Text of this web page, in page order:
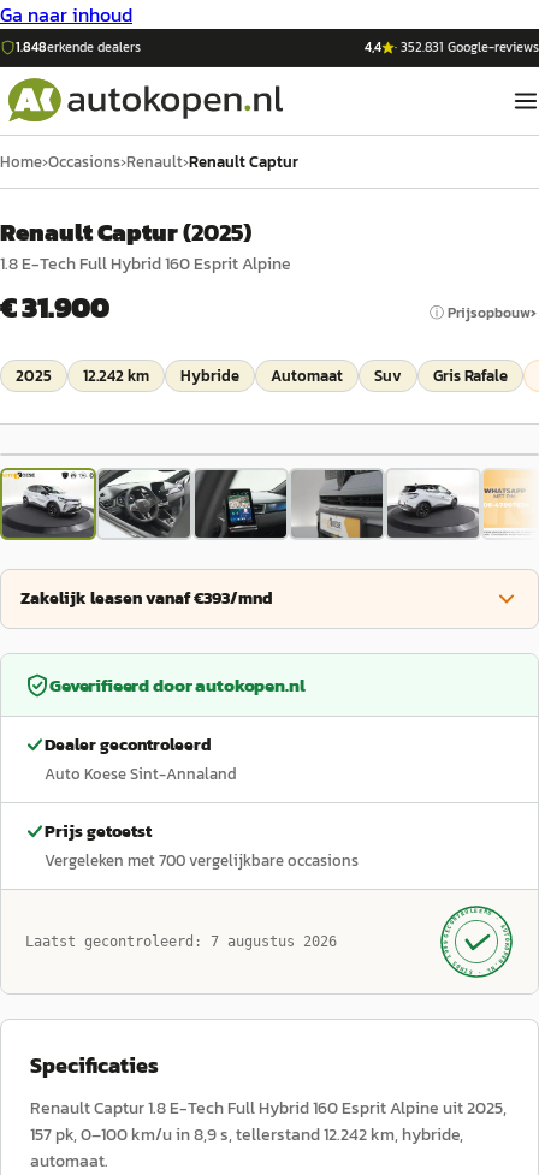
Ga naar inhoud
1.848erkende dealers 4,4 ·352.831 Google-reviews
Home›Occasions›Renault›Renault Captur
Renault Captur(2025)
1.8 E-Tech Full Hybrid 160 Esprit Alpine
€ 31.900 ⓘ Prijsopbouw
2025 12.242 km Hybride Automaat Suv Gris Rafale
1/72
Zakelijk leasen vanaf €393/mnd
Geverifieerd doorautokopen.nl
Dealer gecontroleerd
Auto Koese Sint-Annaland
Prijs getoetst
Vergeleken met700vergelijkbare occasions
Laatst gecontroleerd: 7 augustus 2026 GECONTROLEERD ·
AUTOKOPEN.NL
· SINDS 1999 ·
Specificaties
Renault Captur 1.8 E-Tech Full Hybrid 160 Esprit Alpine uit 2025,
157 pk, 0–100 km/u in 8,9 s, tellerstand 12.242 km, hybride,
automaat.